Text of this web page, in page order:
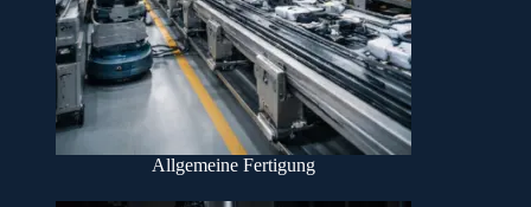
Allgemeine Fertigung